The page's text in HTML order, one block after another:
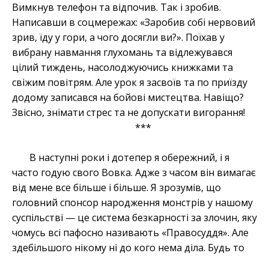
Вимкнув телефон та відпочив. Так і зробив.
Написавши в соцмережах: «Заробив собі нервовий
зрив, їду у гори, а чого досягли ви?». Поїхав у
вибрану навмання глухомань та відлежувався
цілий тиждень, насолоджуючись книжками та
свіжим повітрям. Але урок я засвоїв та по приїзду
додому записався на бойові мистецтва. Навіщо?
Звісно, знімати стрес та не допускати вигорання!
***
В наступні роки і дотепер я обережний, і я
часто годую свого Вовка. Адже з часом він вимагає
від мене все більше і більше. Я зрозумів, що
головний спонсор народження монстрів у нашому
суспільстві — це система безкарності за злочин, яку
чомусь всі пафосно називають «Правосуддя». Але
здебільшого нікому ні до кого нема діла. Будь то